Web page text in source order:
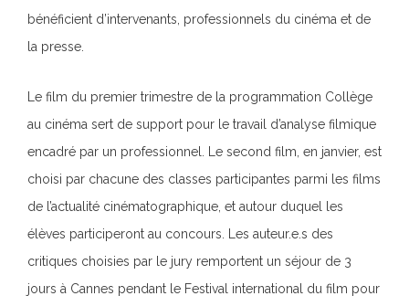
bénéficient d’intervenants, professionnels du cinéma et de
la presse.
Le film du premier trimestre de la programmation Collège
au cinéma sert de support pour le travail d’analyse filmique
encadré par un professionnel. Le second film, en janvier, est
choisi par chacune des classes participantes parmi les films
de l’actualité cinématographique, et autour duquel les
élèves participeront au concours. Les auteur.e.s des
critiques choisies par le jury remportent un séjour de 3
jours à Cannes pendant le Festival international du film pour